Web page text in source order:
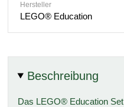
Hersteller
LEGO® Education
Beschreibung
Das LEGO® Education